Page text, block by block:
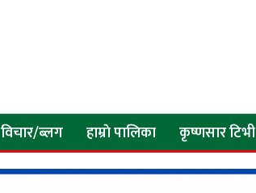
विचार/ब्लग हाम्राे पालिका कृष्णसार टिभी